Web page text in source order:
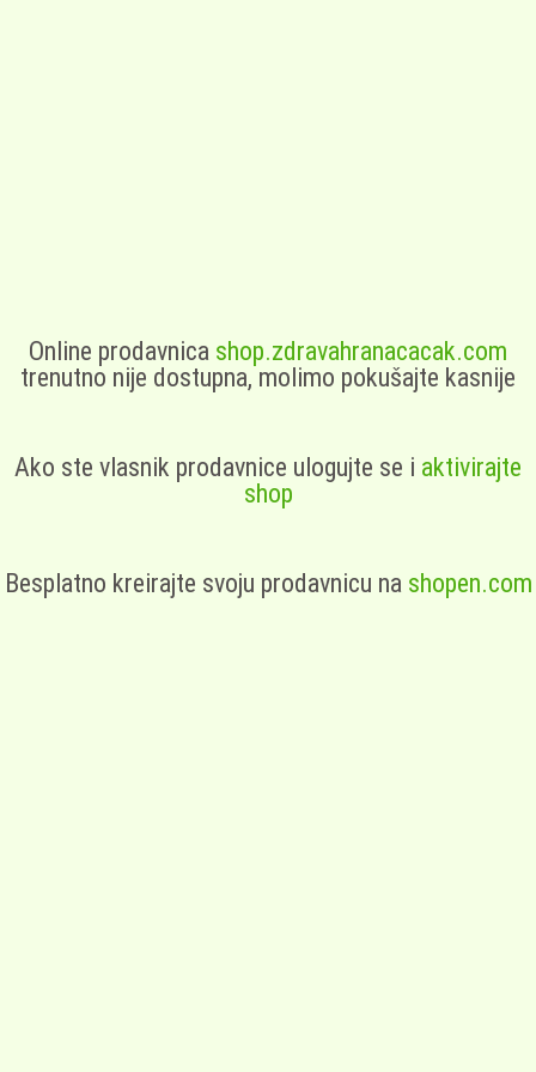
Online prodavnica shop.zdravahranacacak.com
trenutno nije dostupna, molimo pokušajte kasnije
Ako ste vlasnik prodavnice ulogujte se i aktivirajte
shop
Besplatno kreirajte svoju prodavnicu na shopen.com